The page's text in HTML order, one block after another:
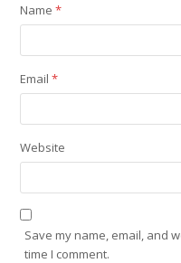
Name*
Email*
Website
Save my name, email, and
time I comment.